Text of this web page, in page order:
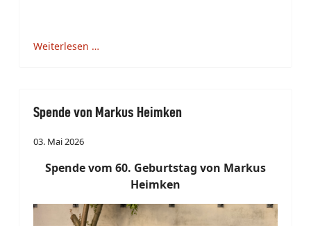
Weiterlesen …
Spende von Markus Heimken
03. Mai 2026
Spende vom 60. Geburtstag von Markus
Heimken